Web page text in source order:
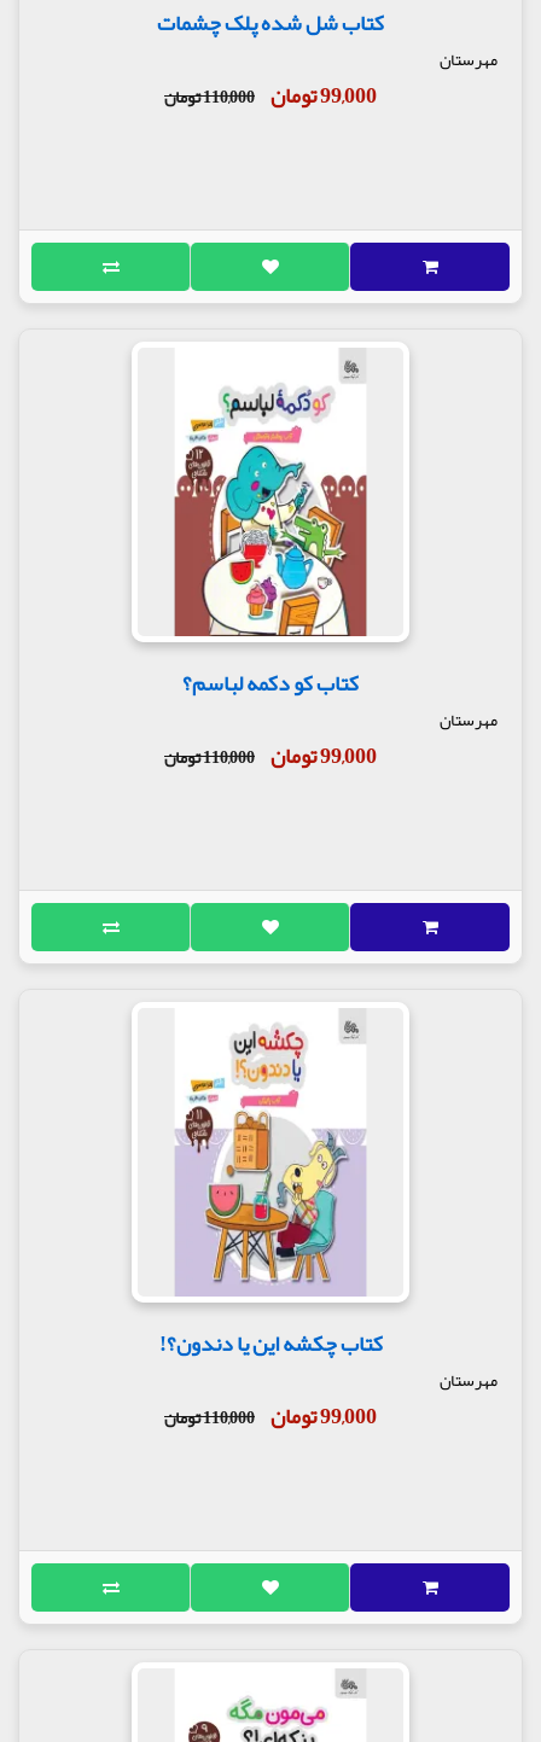
کتاب شل شده پلک چشمات
مهرستان
99,000 تومان 110,000 تومان
کتاب کو دکمه لباسم؟
مهرستان
99,000 تومان 110,000 تومان
کتاب چکشه این یا دندون؟!
مهرستان
99,000 تومان 110,000 تومان